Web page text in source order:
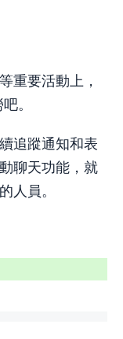
重要活動上，
。
追蹤通知和表
聊天功能，就
人員。